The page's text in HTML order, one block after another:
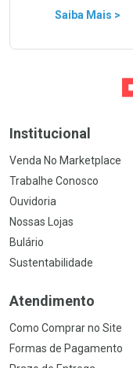
Saiba Mais >
Ir
Institucional
Venda No Marketplace
Trabalhe Conosco
Ouvidoria
Nossas Lojas
Bulário
Sustentabilidade
Atendimento
Como Comprar no Site
Formas de Pagamento